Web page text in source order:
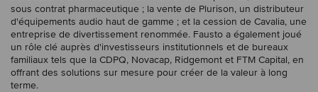
sous contrat pharmaceutique ; la vente de Plurison, un distributeur
d'équipements audio haut de gamme ; et la cession de Cavalia, une
entreprise de divertissement renommée. Fausto a également joué
un rôle clé auprès d'investisseurs institutionnels et de bureaux
familiaux tels que la CDPQ, Novacap, Ridgemont et FTM Capital, en
offrant des solutions sur mesure pour créer de la valeur à long
terme.